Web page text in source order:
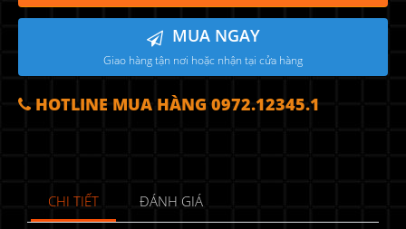
MUA NGAY
Giao hàng tận nơi hoặc nhận tại cửa hàng
HOTLINE MUA HÀNG 0972.12345.1
CHI TIẾT ĐÁNH GIÁ